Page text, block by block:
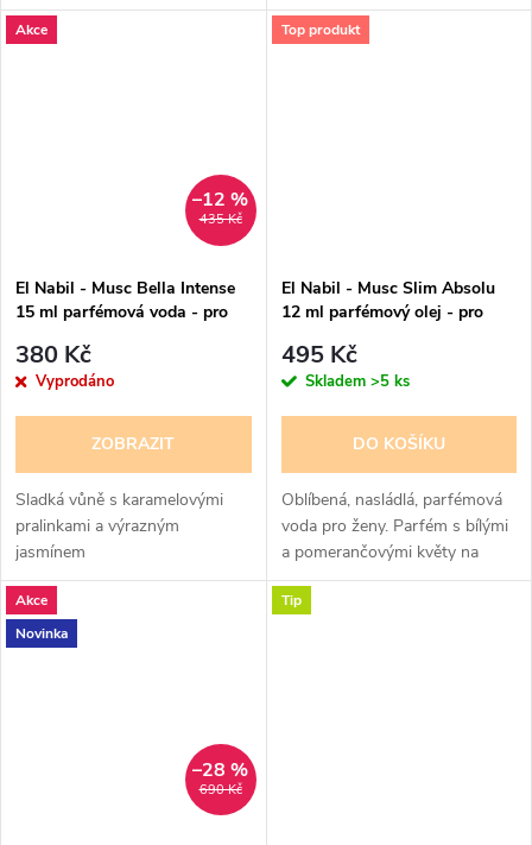
gurmánská vůně s teplým
medovým nádechem. Srdce
pižmovém základě, krásná
vůně.
Akce
435 Kč
–12 %
El Nabil - Musc Bella Intense
15 ml parfémová voda - pro
poškozená krabička
380 Kč
Vyprodáno
ZOBRAZIT
Sladká vůně s karamelovými
pralinkami a výrazným
jasmínem
Top produkt
El Nabil - Musc Slim Absolu
12 ml parfémový olej - pro
495 Kč
Skladem >5 ks
DO KOŠÍKU
Oblíbená, nasládlá, parfémová
voda pro ženy. Parfém s bílými
a pomerančovými květy na
pižmovém základě, krásná
vůně.
Akce
Novinka
690 Kč
–28 %
Tip